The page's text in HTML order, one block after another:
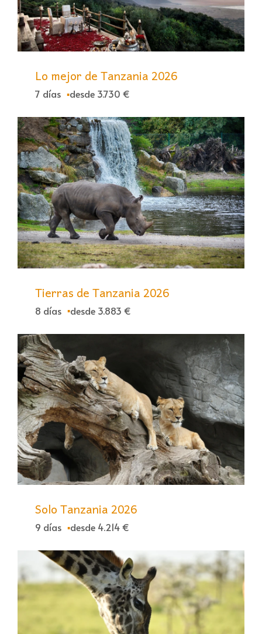
Lo mejor de Tanzania 2026
7 días desde 3.730 €
Tierras de Tanzania 2026
8 días desde 3.883 €
Solo Tanzania 2026
9 días desde 4.214 €